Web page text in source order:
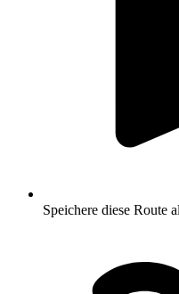
Speichere diese Route